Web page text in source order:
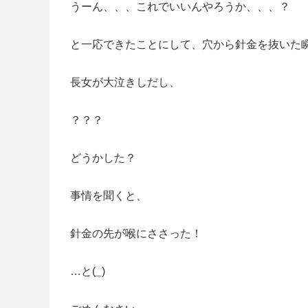
うーん、、、これでいいんやろうか、、、？
と一応できたことにして、穴から針金を抜いた
長女が大泣きしだし、
？？？
どうかした？
事情を聞くと、
針金の先が喉にささった！
…と( )